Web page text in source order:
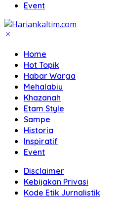
Event
Home
Hot Topik
Habar Warga
Mehalabiu
Khazanah
Etam Style
Sampe
Historia
Inspiratif
Event
Disclaimer
Kebijakan Privasi
Kode Etik Jurnalistik